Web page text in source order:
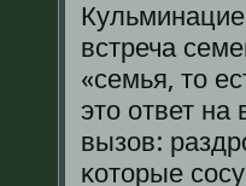
встреча
«семья, то
это ответ
вызов:
κоторые